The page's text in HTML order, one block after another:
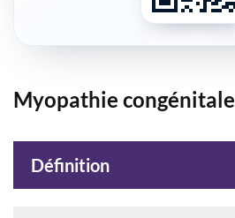
Myopathie congénitale
Définition